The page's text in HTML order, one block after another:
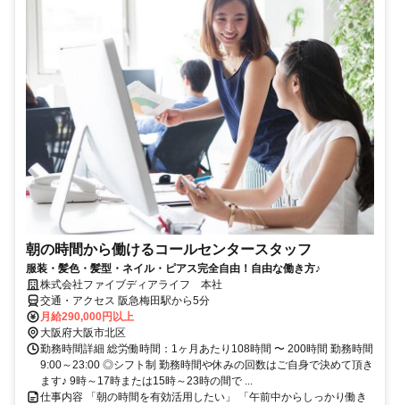
朝の時間から働けるコールセンタースタッフ
服装・髪色・髪型・ネイル・ピアス完全自由！自由な働き方♪
株式会社ファイブディアライフ 本社
交通・アクセス 阪急梅田駅から5分
月給290,000円以上
大阪府大阪市北区
勤務時間詳細 総労働時間：1ヶ月あたり108時間 〜 200時間 勤務時間
9:00～23:00 ◎シフト制 勤務時間や休みの回数はご自身で決めて頂き
ます♪ 9時～17時または15時～23時の間で ...
仕事内容 「朝の時間を有効活用したい」 「午前中からしっかり働き